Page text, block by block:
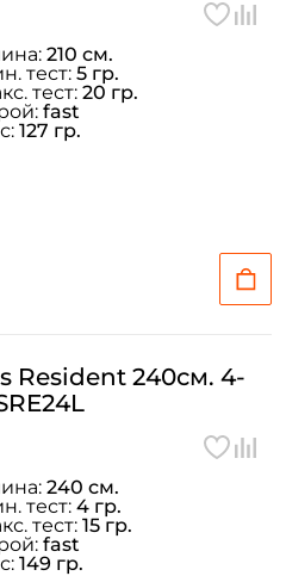
210 см.
тест: 5 гр.
тест: 20 гр.
fast
127 гр.
Resident 240см. 4-
240 см.
тест: 4 гр.
тест: 15 гр.
fast
149 гр.